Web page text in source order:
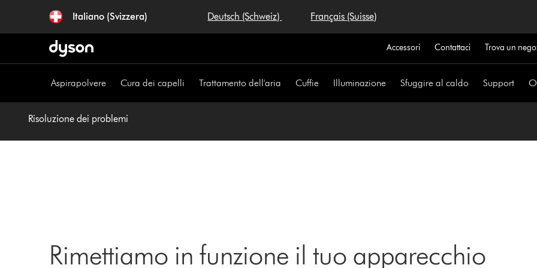
navigazione
Italiano (Svizzera) Deutsch (Schweiz) Français (Suisse)
Accessori Contattaci Trova un
Aspirapolvere Cura dei capelli Trattamento dell'aria Cuffie Illuminazione Sfuggire al caldo Support
Risoluzione dei problemi
Rimettiamo in funzione il tuo apparecchio